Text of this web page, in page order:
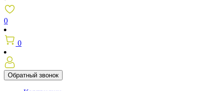
0
0
Обратный звонок